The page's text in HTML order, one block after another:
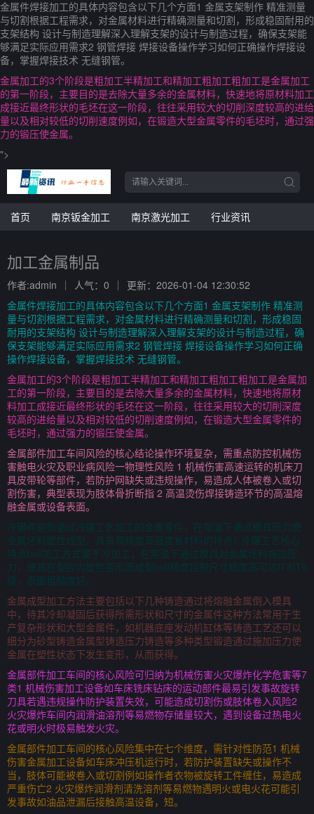
金属件焊接加工的具体内容包含以下几个方面1 金属支架制作 精准测量
与切割根据工程需求，对金属材料进行精确测量和切割，形成稳固耐用的
支架结构 设计与制造理解深入理解支架的设计与制造过程，确保支架能
够满足实际应用需求2 钢管焊接 焊接设备操作学习如何正确操作焊接设
备，掌握焊接技术 无缝钢管。
金属加工的3个阶段是粗加工半精加工和精加工粗加工粗加工是金属加工
的第一阶段，主要目的是去除大量多余的金属材料，快速地将原材料加工
成接近最终形状的毛坯在这一阶段，往往采用较大的切削深度较高的进给
量以及相对较低的切削速度例如，在锻造大型金属零件的毛坯时，通过强
力的锻压使金属。
">
首页 南京钣金加工 南京激光加工 行业资讯
加工金属制品
作者:admin 人气：0
更新：2026-01-04 12:30:52
金属件焊接加工的具体内容包含以下几个方面1 金属支架制作 精准测
量与切割根据工程需求，对金属材料进行精确测量和切割，形成稳固
耐用的支架结构 设计与制造理解深入理解支架的设计与制造过程，确
保支架能够满足实际应用需求2 钢管焊接 焊接设备操作学习如何正确
操作焊接设备，掌握焊接技术 无缝钢管。
金属加工的3个阶段是粗加工半精加工和精加工粗加工粗加工是金属加
工的第一阶段，主要目的是去除大量多余的金属材料，快速地将原材
料加工成接近最终形状的毛坯在这一阶段，往往采用较大的切削深度
较高的进给量以及相对较低的切削速度例如，在锻造大型金属零件的
毛坯时，通过强力的锻压使金属。
金属部件加工车间风险的核心结论操作环境复杂，需重点防控机械伤
害触电火灾及职业病风险一物理性风险 1 机械伤害高速运转的机床刀
具皮带轮等部件，若防护网缺失或违规操作，易造成人体被卷入或切
割伤害，典型表现为肢体骨折断指 2 高温烫伤焊接铸造环节的高温熔
融金属或设备表面。
冷碾件是指通过冷碾工艺加工的金属零件，在常温下通过模具压力使
金属坯料塑性成型，具有高精度高强度省材料的特点1 冷碾工艺核心
特点bull加工方式属于冷加工，在常温下通过模具对金属坯料施加压
力，使其在型腔内塑性变形而成型bull精度控制尺寸精度高可达IT8IT9
级，表面粗糙度好。
金属成型加工方法主要包括以下几种铸造通过将熔融金属倒入模具
中，待其冷却凝固后获得所需形状和尺寸的金属件这种方法常用于生
产复杂形状和大型金属件，如机器底座发动机缸体等铸造工艺还可以
细分为砂型铸造金属型铸造压力铸造等多种类型锻造通过施加压力使
金属在塑性状态下发生变形，从而获得。
金属部件加工车间的核心风险可归纳为机械伤害火灾爆炸化学危害等7
类1 机械伤害加工设备如车床铣床钻床的运动部件最易引发事故旋转
刀具若遇违规操作防护装置失效，可能造成切割伤或肢体卷入风险2
火灾爆炸车间内润滑油溶剂等易燃物存储量较大，遇到设备过热电火
花或明火时极易触发火灾。
金属部件加工车间的核心风险集中在七个维度，需针对性防范1 机械
伤害金属加工设备如车床冲压机运行时，若防护装置缺失或操作不
当，肢体可能被卷入或切割例如操作者衣物被旋转工件缠住，易造成
严重伤亡2 火灾爆炸润滑剂清洗溶剂等易燃物遇明火或电火花可能引
发事故如油品泄漏后接触高温设备，短。